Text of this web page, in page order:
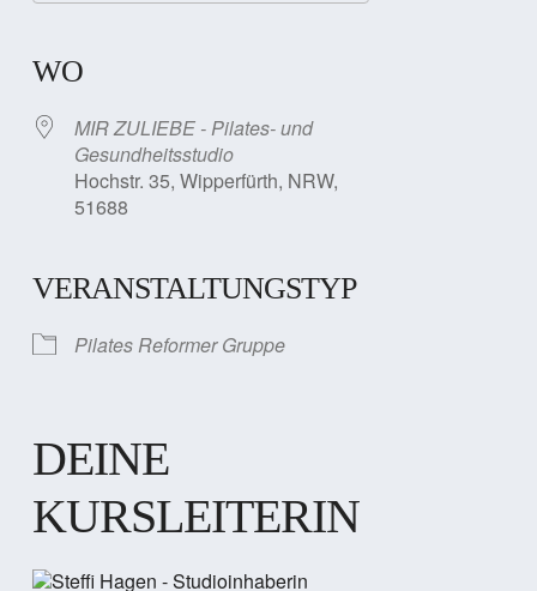
WO
MIR ZULIEBE - Pilates- und
Gesundheitsstudio
Hochstr. 35, Wipperfürth, NRW,
51688
VERANSTALTUNGSTYP
Pilates Reformer Gruppe
DEINE
KURSLEITERIN